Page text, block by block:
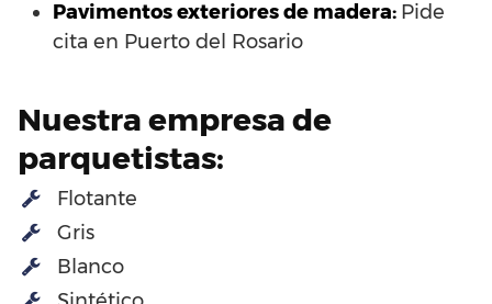
Pavimentos exteriores de madera: Pide
cita en Puerto del Rosario
Nuestra empresa de
parquetistas:
Flotante
Gris
Blanco